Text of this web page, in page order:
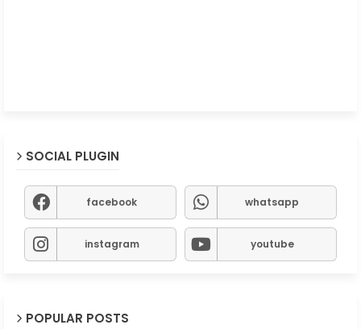
SOCIAL PLUGIN
facebook whatsapp
instagram youtube
POPULAR POSTS